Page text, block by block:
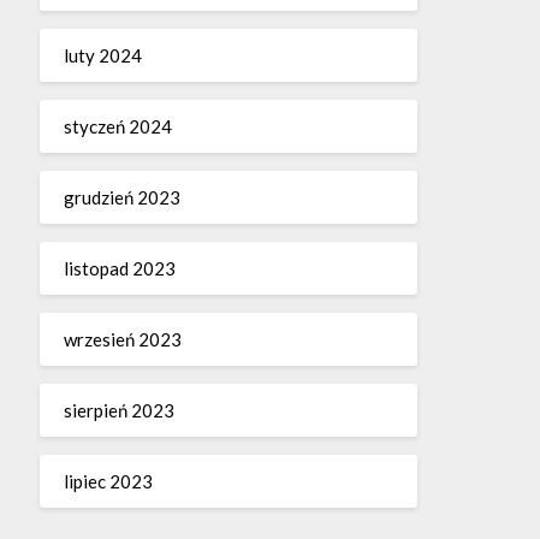
luty 2024
styczeń 2024
grudzień 2023
listopad 2023
wrzesień 2023
sierpień 2023
lipiec 2023